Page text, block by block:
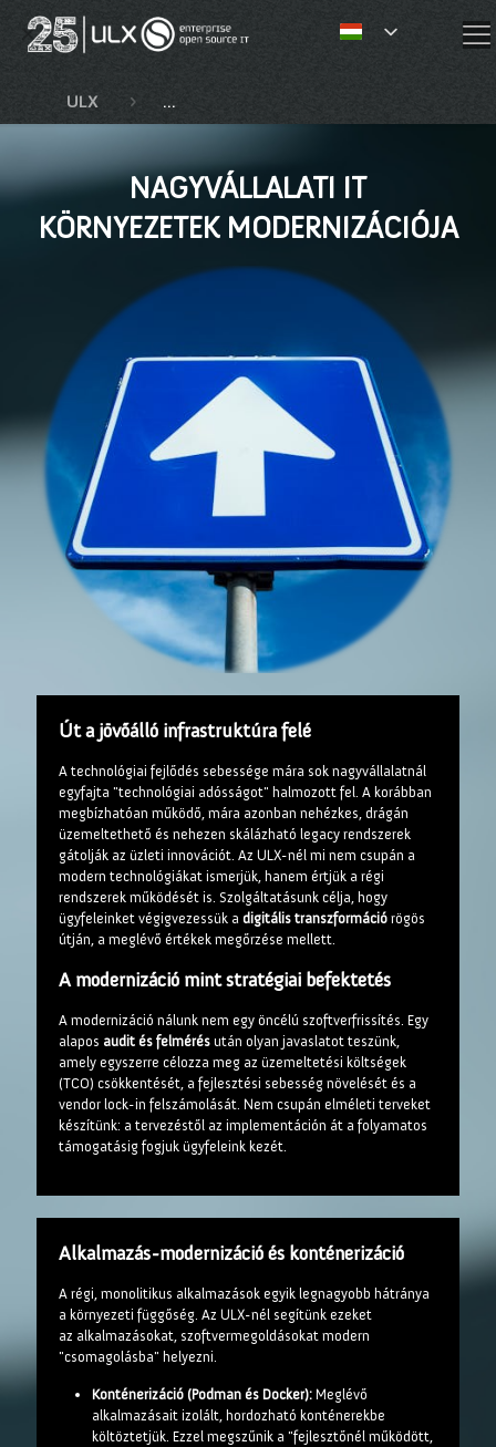
✕
ULX Kompetenciák és szolgáltatások
NAGYVÁLLALATI IT
KÖRNYEZETEK MODERNIZÁCIÓJA
Út a jövőálló infrastruktúra felé
A technológiai fejlődés sebessége mára sok nagyvállalatnál
egyfajta "technológiai adósságot" halmozott fel. A korábban
megbízhatóan működő, mára azonban nehézkes, drágán
üzemeltethető és nehezen skálázható legacy rendszerek
gátolják az üzleti innovációt. Az ULX-nél mi nem csupán a
modern technológiákat ismerjük, hanem értjük a régi
rendszerek működését is. Szolgáltatásunk célja, hogy
ügyfeleinket végigvezessük a digitális transzformáció rögös
útján, a meglévő értékek megőrzése mellett.
A modernizáció mint stratégiai befektetés
A modernizáció nálunk nem egy öncélú szoftverfrissítés. Egy
alapos audit és felmérés után olyan javaslatot teszünk,
amely egyszerre célozza meg az üzemeltetési költségek
(TCO) csökkentését, a fejlesztési sebesség növelését és a
vendor lock-in felszámolását. Nem csupán elméleti terveket
készítünk: a tervezéstől az implementáción át a folyamatos
támogatásig fogjuk ügyfeleink kezét.
Alkalmazás-modernizáció és konténerizáció
A régi, monolitikus alkalmazások egyik legnagyobb hátránya
a környezeti függőség. Az ULX-nél segítünk ezeket
az alkalmazásokat, szoftvermegoldásokat modern
"csomagolásba" helyezni.
Konténerizáció (Podman és Docker): Meglévő
alkalmazásait izolált, hordozható konténerekbe
költöztetjük. Ezzel megszűnik a "fejlesztőnél működött,